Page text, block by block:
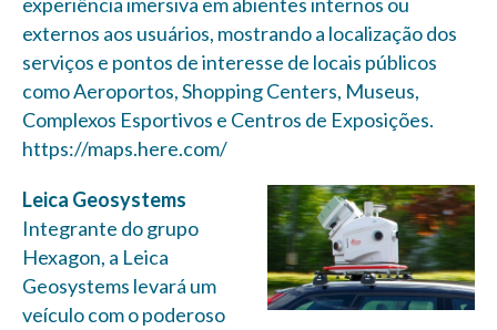
externos aos usuários, mostrando a localização dos
serviços e pontos de interesse de locais públicos
como Aeroportos, Shopping Centers, Museus,
Complexos Esportivos e Centros de Exposições.
https://maps.here.com/
Leica Geosystems
Integrante do grupo
Hexagon, a Leica
Geosystems levará um
veículo com o poderoso